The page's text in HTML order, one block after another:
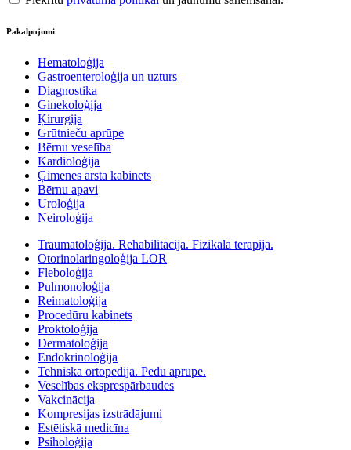
Pakalpojumi
Hematoloģija
Gastroenteroloģija un uzturs
Diagnostika
Ginekoloģija
Ķirurgija
Grūtnieču aprūpe
Bērnu veselība
Kardioloģija
Ģimenes ārsta kabinets
Bērnu apavi
Uroloģija
Neiroloģija
Traumatoloģija. Rehabilitācija. Fizikālā terapija.
Otorinolaringoloģija LOR
Fleboloģija
Pulmonoloģija
Reimatoloģija
Procedūru kabinets
Proktoloģija
Dermatoloģija
Endokrinoloģija
Tehniskā ortopēdija. Pēdu aprūpe.
Veselības eksprespārbaudes
Vakcinācija
Kompresijas izstrādājumi
Estētiskā medicīna
Psiholoģija